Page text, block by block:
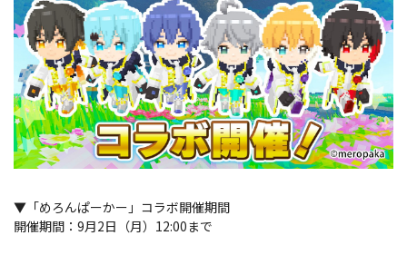
▼「めろんぱーかー」コラボ開催期間
開催期間：9月2日（月）12:00まで